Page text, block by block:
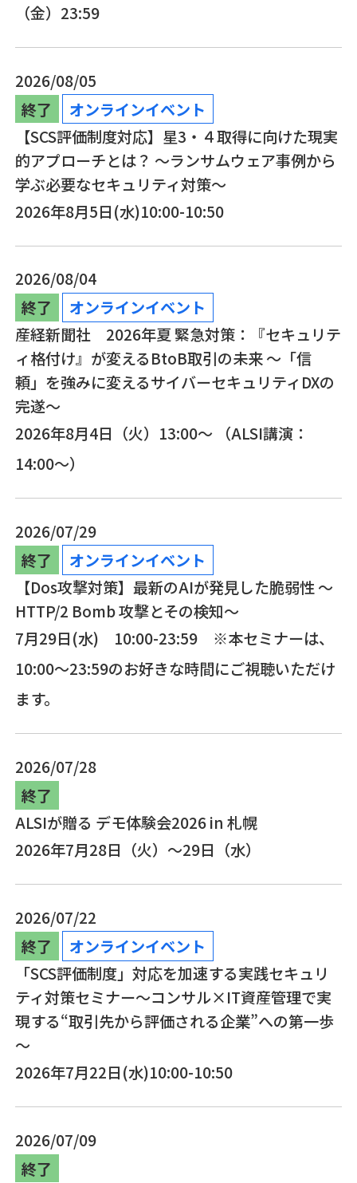
（金）23:59
2026/08/05
終了
オンラインイベント
【SCS評価制度対応】星3・４取得に向けた現実
的アプローチとは？ ～ランサムウェア事例から
学ぶ必要なセキュリティ対策～
2026年8月5日(水)10:00-10:50
2026/08/04
終了
オンラインイベント
産経新聞社 2026年夏 緊急対策：『セキュリテ
ィ格付け』が変えるBtoB取引の未来 ～「信
頼」を強みに変えるサイバーセキュリティDXの
完遂～
2026年8月4日（火）13:00～ （ALSI講演：
14:00～）
2026/07/29
終了
オンラインイベント
【Dos攻撃対策】最新のAIが発見した脆弱性 ～
HTTP/2 Bomb 攻撃とその検知～
7月29日(水) 10:00-23:59 ※本セミナーは、
10:00～23:59のお好きな時間にご視聴いただけ
ます。
2026/07/28
終了
ALSIが贈る デモ体験会2026 in 札幌
2026年7月28日（火）～29日（水）
2026/07/22
終了
オンラインイベント
「SCS評価制度」対応を加速する実践セキュリ
ティ対策セミナー～コンサル×IT資産管理で実
現する“取引先から評価される企業”への第一歩
～
2026年7月22日(水)10:00-10:50
2026/07/09
終了